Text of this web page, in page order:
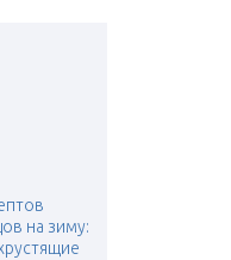
на зиму: